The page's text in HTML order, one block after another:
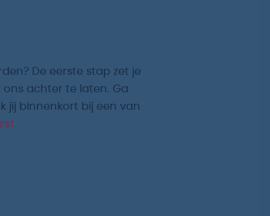
De eerste stap zet je
achter te laten. Ga
jij binnenkort bij een van